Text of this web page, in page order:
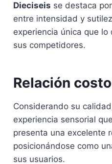
Dieciseis se destaca
entre intensidad y
experiencia única que
sus competidores.
Relación
Considerando su
experiencia sensorial
presenta una excelente
posicionándose como
sus usuarios.